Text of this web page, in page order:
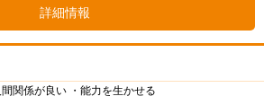
詳細情報
間関係が良い ・能力を生かせる